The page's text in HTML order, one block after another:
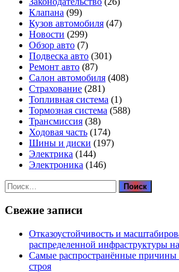
Клапана (99)
Кузов автомобиля (47)
Новости (299)
Обзор авто (7)
Подвеска авто (301)
Ремонт авто (87)
Салон автомобиля (408)
Страхование (281)
Топливная система (1)
Тормозная система (588)
Трансмиссия (38)
Ходовая часть (174)
Шины и диски (197)
Электрика (144)
Электроника (146)
Найти:
Свежие записи
Отказоустойчивость и
распределенной инфраструктуры
Самые распространённые причины
строя